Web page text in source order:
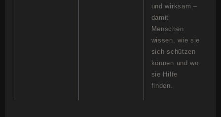
und wirksam –
damit
Menschen
wissen, wie sie
sich schützen
können und wo
sie Hilfe
finden.